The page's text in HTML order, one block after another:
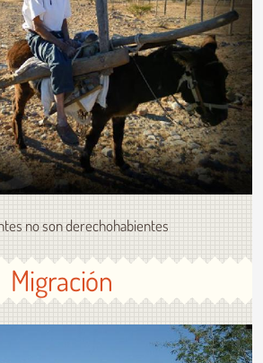
no son derechohabientes
Migración